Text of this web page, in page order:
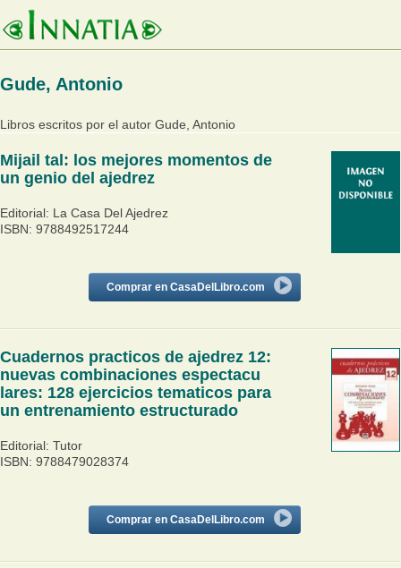
Gude, Antonio
Libros escritos por el autor Gude, Antonio
Mijail tal: los mejores momentos de
un genio del ajedrez
Editorial: La Casa Del Ajedrez
ISBN: 9788492517244
Comprar en CasaDelLibro.com
Cuadernos practicos de ajedrez 12:
nuevas combinaciones espectacu
lares: 128 ejercicios tematicos para
un entrenamiento estructurado
Editorial: Tutor
ISBN: 9788479028374
Comprar en CasaDelLibro.com